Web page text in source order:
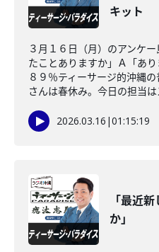
キット
３月１６日（月）のアンケ
たことありますか」Ａ「あ
８９％ティーサージ的沖縄
さんは春休み。今日の担当
2026.03.16 |01:15:19
「最近
か」